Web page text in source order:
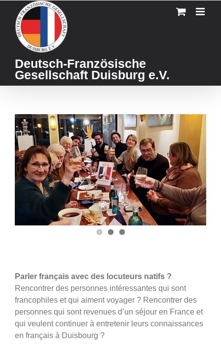
content
Deutsch-Französische
Gesellschaft Duisburg e.V.
Parler français avec des locuteurs natifs ?
Rencontrer des personnes intéressantes qui sont
francophiles et qui aiment voyager ? Rencontrer des
personnes qui sont revenues d’un séjour en France et
qui veulent continuer à entretenir leurs connaissances
en français à Duisbourg ?